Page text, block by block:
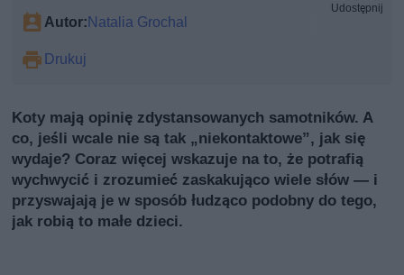
Autor:Natalia Grochal
Drukuj
Udostępnij
Koty mają opinię zdystansowanych samotników. A
co, jeśli wcale nie są tak „niekontaktowe”, jak się
wydaje? Coraz więcej wskazuje na to, że potrafią
wychwycić i zrozumieć zaskakująco wiele słów — i
przyswajają je w sposób łudząco podobny do tego,
jak robią to małe dzieci.